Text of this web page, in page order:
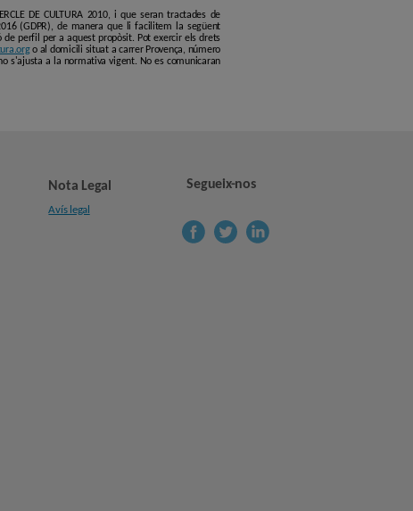
DE CULTURA 2010, i que seran tractades de
(GDPR), de manera que li facilitem la següent
perfil per a aquest propòsit. Pot exercir els drets
o al domicili situat a carrer Provença, número
s'ajusta a la normativa vigent. No es comunicaran
Nota Legal
Avís legal
Segueix-nos